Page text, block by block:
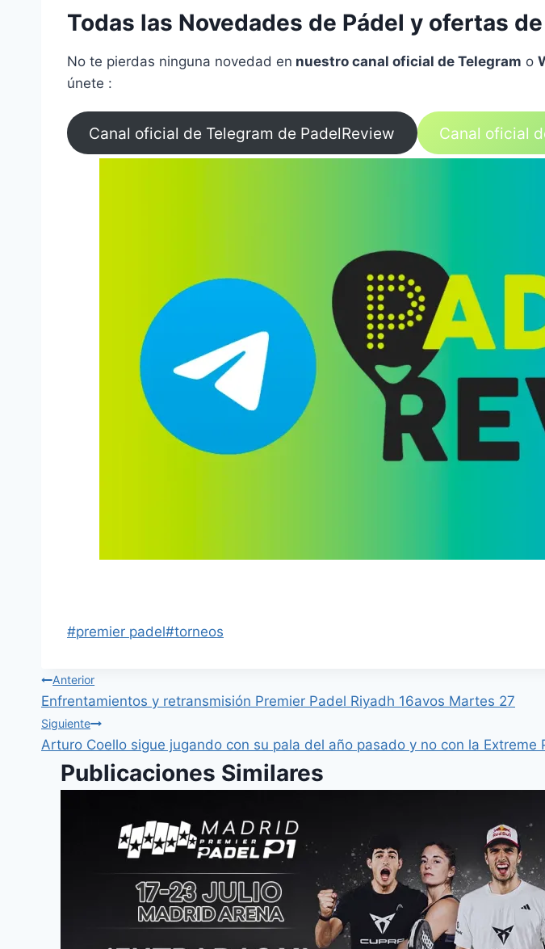
Todas las Novedades de Pádel y ofertas
No te pierdas ninguna novedad en nuestro canal oficial de Telegram o
únete :
Canal oficial de Telegram de PadelReview Canal oficial
#premier padel#torneos
Anterior
Enfrentamientos y retransmisión Premier Padel Riyadh 16avos Martes 27
Siguiente
Arturo Coello sigue jugando con su pala del año pasado y no con la Extreme
Publicaciones Similares